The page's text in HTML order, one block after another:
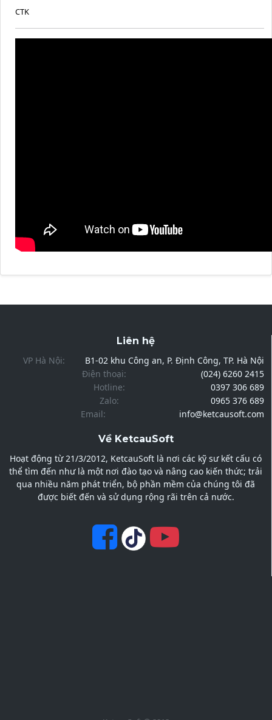
CTK
Liên hệ
VP Hà Nội:
B1-02 khu Công an, P. Định Công, TP. Hà Nội
Điện thoại:
(024) 6260 2415
Hotline:
0397 306 689
Zalo:
0965 376 689
Email:
info@ketcausoft.com
Về KetcauSoft
Hoạt động từ 21/3/2012, KetcauSoft là nơi các kỹ sư kết cấu có
thể tìm đến như là một nơi đào tạo và nâng cao kiến thức; trải
qua nhiều năm phát triển, bộ phần mềm của chúng tôi đã
được biết đến và sử dụng rộng rãi trên cả nước.